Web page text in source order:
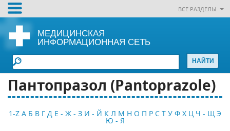
ВСЕ РАЗДЕЛЫ
МЕДИЦИНСКАЯ
ИНФОРМАЦИОННАЯ СЕТЬ
Пантопразол (Pantoprazole)
1-Z А Б В Г Д Е - Ж - З И - Й К Л М Н О П Р С Т У Ф Х Ц Ч - Щ Э
Ю - Я